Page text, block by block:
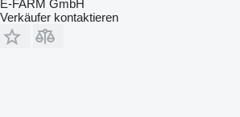
E-FARM GmbH
Verkäufer kontaktieren